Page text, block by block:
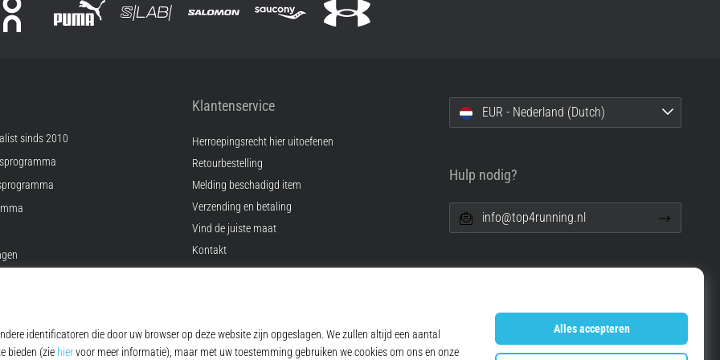
sinds 2010
Klantenservice
Herroepingsrecht hier uitoefenen
Retourbestelling
Melding beschadigd item
Verzending en betaling
Vind de juiste maat
Kontakt
FAQ
EUR - Nederland (Dutch)
Hulp nodig?
info@top4running.nl